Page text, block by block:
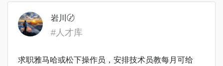
岩川〄
#人才库
求职雅马哈或松下操作员，安排技术员教每月可给